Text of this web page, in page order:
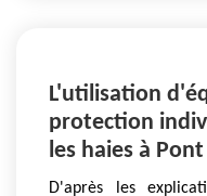
L'utilisation
protection
les haies à
D'après les